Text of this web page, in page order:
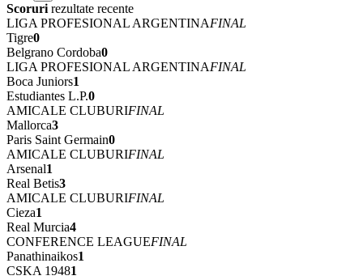
Scoruri rezultate recente
LIGA PROFESIONAL ARGENTINAFINAL
Tigre0
Belgrano Cordoba0
LIGA PROFESIONAL ARGENTINAFINAL
Boca Juniors1
Estudiantes L.P.0
AMICALE CLUBURIFINAL
Mallorca3
Paris Saint Germain0
AMICALE CLUBURIFINAL
Arsenal1
Real Betis3
AMICALE CLUBURIFINAL
Cieza1
Real Murcia4
CONFERENCE LEAGUEFINAL
Panathinaikos1
CSKA 19481